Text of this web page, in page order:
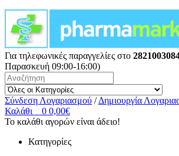
Για τηλεφωνικές παραγγελίες στο
Παρασκευή 09:00-16:00)
Σύνδεση Λογαριασμού / Δημιουργία
Καλάθι
0 0,00€
Το καλάθι αγορών είναι άδειο!
Κατηγορίες